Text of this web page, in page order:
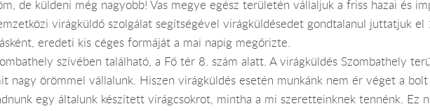
de küldeni még nagyobb! Vas megye egész területén vállaljuk a friss hazai és
virágküldő szolgálat segítségével virágküldésedet gondtalanul juttatjuk
eredeti kis céges formáját a mai napig megőrizte.
szívében található, a Fő tér 8. szám alatt. A virágküldés Szombathely
nagy örömmel vállalunk. Hiszen virágküldés esetén munkánk nem ér véget a
egy általunk készített virágcsokrot, mintha a mi szeretteinknek tennénk. Ez